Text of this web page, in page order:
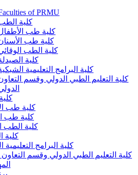
of PRMU
كلية
كلية طب
كلية طب
كلية الطب
كلية
كلية البرامج التعليمية
كلية التعليم الطبي الدولي وقسم
كلية طب
كلية طب
كلية الطب
كلية
كلية البرامج التعليمية
كلية التعليم الطبي الدولي وقسم التعاون